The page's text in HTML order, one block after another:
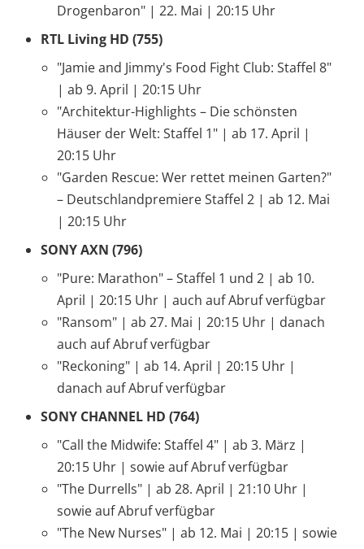
Drogenbaron" | 22. Mai | 20:15 Uhr
RTL Living HD (755)
"Jamie and Jimmy's Food Fight Club: Staffel 8"
| ab 9. April | 20:15 Uhr
"Architektur-Highlights – Die schönsten
Häuser der Welt: Staffel 1" | ab 17. April |
20:15 Uhr
"Garden Rescue: Wer rettet meinen Garten?"
– Deutschlandpremiere Staffel 2 | ab 12. Mai
| 20:15 Uhr
SONY AXN (796)
"Pure: Marathon" – Staffel 1 und 2 | ab 10.
April | 20:15 Uhr | auch auf Abruf verfügbar
"Ransom" | ab 27. Mai | 20:15 Uhr | danach
auch auf Abruf verfügbar
"Reckoning" | ab 14. April | 20:15 Uhr |
danach auf Abruf verfügbar
SONY CHANNEL HD (764)
"Call the Midwife: Staffel 4" | ab 3. März |
20:15 Uhr | sowie auf Abruf verfügbar
"The Durrells" | ab 28. April | 21:10 Uhr |
sowie auf Abruf verfügbar
"The New Nurses" | ab 12. Mai | 20:15 | sowie